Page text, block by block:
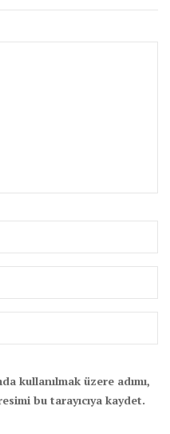
kullanılmak üzere adımı,
bu tarayıcıya kaydet.